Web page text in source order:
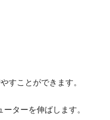
すことができます。
ターを伸ばします。